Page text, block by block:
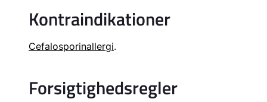
Kontraindikationer
Cefalosporinallergi.
Forsigtighedsregler